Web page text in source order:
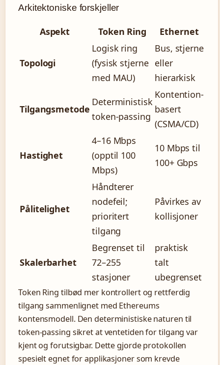
Arkitektoniske forskjeller
Aspekt Token Ring Ethernet
Topologi
Logisk ring
(fysisk stjerne
med MAU)
Bus, stjerne
eller
hierarkisk
Tilgangsmetode
Deterministisk
token-passing
Kontention-
basert
(CSMA/CD)
Hastighet
4–16 Mbps
(opptil 100
Mbps)
10 Mbps til
100+ Gbps
Pålitelighet
Håndterer
nodefeil;
prioritert
tilgang
Påvirkes av
kollisjoner
Skalerbarhet
Begrenset til
72–255
stasjoner
praktisk
talt
ubegrenset
Token Ring tilbød mer kontrollert og rettferdig
tilgang sammenlignet med Ethereums
kontensmodell. Den deterministiske naturen til
token-passing sikret at ventetiden for tilgang var
kjent og forutsigbar. Dette gjorde protokollen
spesielt egnet for applikasjoner som krevde